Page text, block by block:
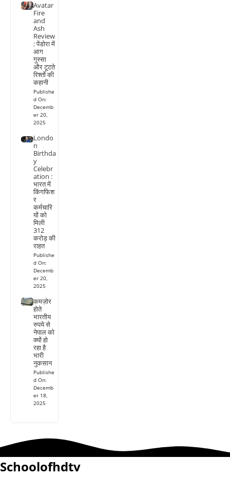
Avatar
Fire
and
Ash
Review
: पेंडोरा में
आग
गुस्सा
और टूटते
रिश्तों की
कहानी
Publishe
d On:
Decemb
er 20,
2025
Londo
n
Birthda
y
Celebr
ation :
भारत में
किंगफिश
र
कर्मचारि
यों को
मिली
312
करोड़ की
राहत
Publishe
d On:
Decemb
er 20,
2025
कमज़ोर
होते
भारतीय
रुपये से
नेपाल को
क्यों हो
रहा है
भारी
नुकसान
Publishe
d On:
Decemb
er 18,
2025
Schoolofhdtv